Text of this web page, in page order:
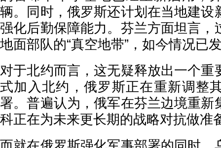
辆。同时，俄罗斯还计划在当地建设
强化后勤保障能力。芬兰方面坦言，
地面部队的“真空地带”，如今情况已
对于北约而言，这无疑释放出一个重
式加入北约，俄罗斯正在重新调整
署。普遍认为，俄军在芬兰边境重新
科正在为未来更长期的战略对抗做准